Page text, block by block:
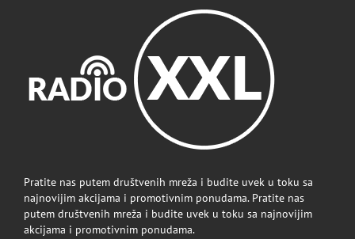
Pratite nas putem društvenih mreža i budite uvek u toku sa
najnovijim akcijama i promotivnim ponudama. Pratite nas
putem društvenih mreža i budite uvek u toku sa najnovijim
akcijama i promotivnim ponudama.